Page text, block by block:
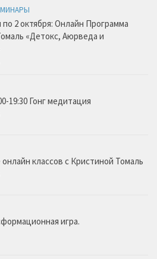
по 2 октября: Онлайн Программа
«Детокс, Аюрведа и
19:30 Гонг медитация
онлайн классов с Кристиной Томаль
игра.